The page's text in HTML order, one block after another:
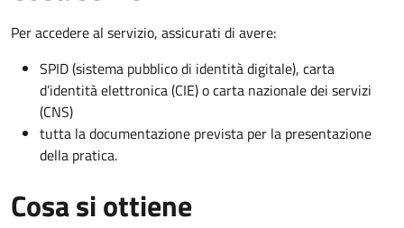
Per accedere al servizio, assicurati di avere:
SPID (sistema pubblico di identità digitale), carta
d’identità elettronica (CIE) o carta nazionale dei servizi
(CNS)
tutta la documentazione prevista per la presentazione
della pratica.
Cosa si ottiene